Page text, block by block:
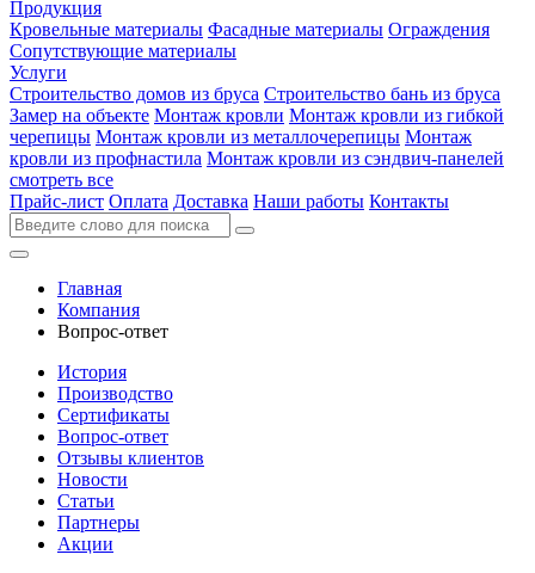
Продукция
Кровельные материалы Фасадные материалы Ограждения
Сопутствующие материалы
Услуги
Строительство домов из бруса Строительство бань из бруса
Замер на объекте Монтаж кровли Монтаж кровли из гибкой
черепицы Монтаж кровли из металлочерепицы Монтаж
кровли из профнастила Монтаж кровли из сэндвич-панелей
смотреть все
Прайс-лист Оплата Доставка Наши работы Контакты
Главная
Компания
Вопрос-ответ
История
Производство
Сертификаты
Вопрос-ответ
Отзывы клиентов
Новости
Статьи
Партнеры
Акции